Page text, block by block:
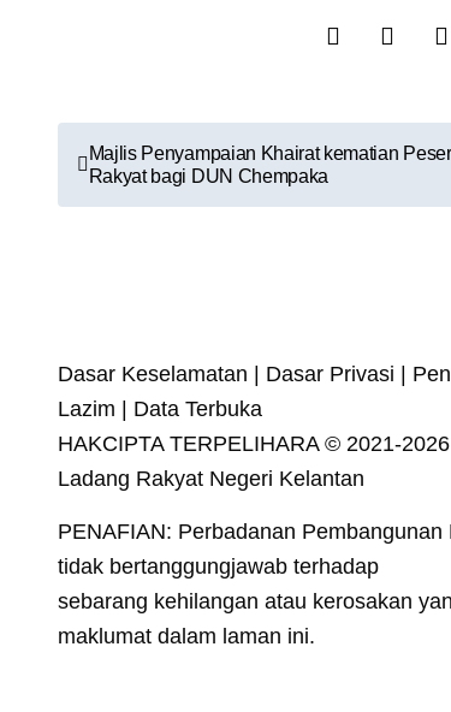
Majlis Penyampaian Khairat kematian
Rakyat bagi DUN Chempaka
Dasar Keselamatan | Dasar Privasi |
Lazim | Data Terbuka
HAKCIPTA TERPELIHARA © 2021-
Ladang Rakyat Negeri Kelantan
PENAFIAN: Perbadanan
tidak bertanggungjawab terhadap
sebarang kehilangan atau kerosakan
maklumat dalam laman ini.